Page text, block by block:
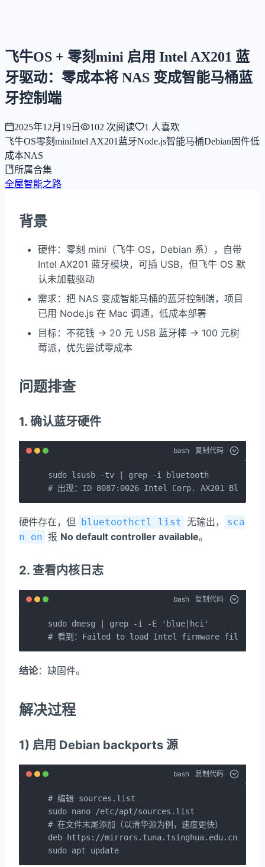
飞牛OS + 零刻mini 启用 Intel AX201 蓝
牙驱动：零成本将 NAS 变成智能马桶蓝
牙控制端
2025年12月19日 102 次阅读 1 人喜欢
飞牛OS零刻miniIntel AX201 蓝牙Node.js智能马桶Debian 固件低
成本NAS
所属合集
全屋智能之路
背景
硬件：零刻 mini（飞牛 OS，Debian 系），自带
Intel AX201 蓝牙模块，可插 USB，但飞牛 OS 默
认未加载驱动
需求：把 NAS 变成智能马桶的蓝牙控制端，项目
已用 Node.js 在 Mac 调通，低成本部署
目标：不花钱 → 20 元 USB 蓝牙棒 → 100 元树
莓派，优先尝试零成本
问题排查
1. 确认蓝牙硬件
bash 复制代码
sudo lsusb -tv | grep -i bluetooth
# 出现：ID 8087:0026 Intel Corp. AX201
硬件存在，但 bluetoothctl list 无输出，
sca
n on 报 No default controller available。
2. 查看内核日志
bash 复制代码
sudo dmesg | grep -i -E 'blue|hci'
# 看到：Failed to load Intel firmware file
结论：缺固件。
解决过程
1) 启用 Debian backports 源
bash 复制代码
# 编辑 sources.list
sudo nano /etc/apt/sources.list
# 在文件末尾添加（以清华源为例，速度更快）
deb https://mirrors.tuna.tsinghua.edu.cn/
sudo apt update